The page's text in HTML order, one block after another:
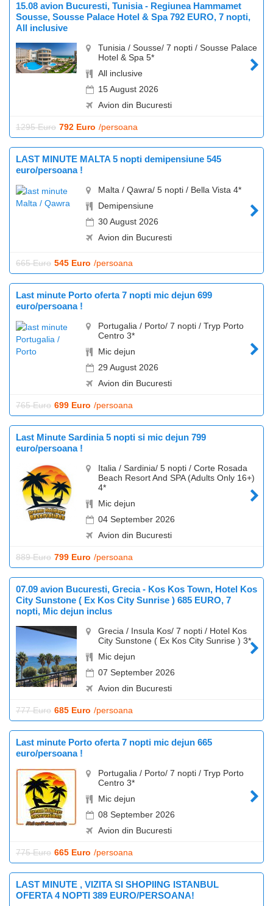
15.08 avion Bucuresti, Tunisia - Regiunea Hammamet
Sousse, Sousse Palace Hotel & Spa 792 EURO, 7 nopti,
All inclusive
Tunisia / Sousse/ 7 nopti / Sousse Palace
Hotel & Spa 5*
All inclusive
15 August 2026
Avion din Bucuresti
1295 Euro 792 Euro /persoana
LAST MINUTE MALTA 5 nopti demipensiune 545
euro/persoana !
Malta / Qawra/ 5 nopti / Bella Vista 4*
Demipensiune
30 August 2026
Avion din Bucuresti
665 Euro 545 Euro /persoana
Last minute Porto oferta 7 nopti mic dejun 699
euro/persoana !
Portugalia / Porto/ 7 nopti / Tryp Porto
Centro 3*
Mic dejun
29 August 2026
Avion din Bucuresti
765 Euro 699 Euro /persoana
Last Minute Sardinia 5 nopti si mic dejun 799
euro/persoana !
Italia / Sardinia/ 5 nopti / Corte Rosada
Beach Resort And SPA (Adults Only 16+)
4*
Mic dejun
04 September 2026
Avion din Bucuresti
889 Euro 799 Euro /persoana
07.09 avion Bucuresti, Grecia - Kos Kos Town, Hotel Kos
City Sunstone ( Ex Kos City Sunrise ) 685 EURO, 7
nopti, Mic dejun inclus
Grecia / Insula Kos/ 7 nopti / Hotel Kos
City Sunstone ( Ex Kos City Sunrise ) 3*
Mic dejun
07 September 2026
Avion din Bucuresti
777 Euro 685 Euro /persoana
Last minute Porto oferta 7 nopti mic dejun 665
euro/persoana !
Portugalia / Porto/ 7 nopti / Tryp Porto
Centro 3*
Mic dejun
08 September 2026
Avion din Bucuresti
775 Euro 665 Euro /persoana
LAST MINUTE , VIZITA SI SHOPIING ISTANBUL
OFERTA 4 NOPTI 389 EURO/PERSOANA!